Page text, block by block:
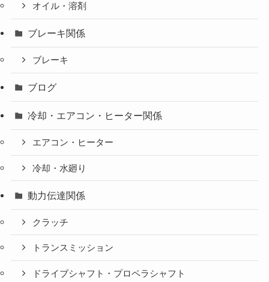
オイル・溶剤
ブレーキ関係
ブレーキ
ブログ
冷却・エアコン・ヒーター関係
エアコン・ヒーター
冷却・水廻り
動力伝達関係
クラッチ
トランスミッション
ドライブシャフト・プロペラシャフト